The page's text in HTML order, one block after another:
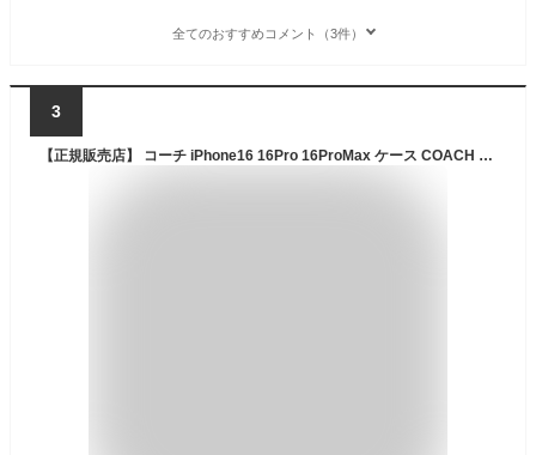
全てのおすすめコメント（3件）
3
【正規販売店】 コーチ iPhone16 16Pro 16ProMax ケース COACH Folio Case スマホケース 手帳 手帳型 手帳型ケース カバー ブランド プロ プロマックス iPhoneケース カード お洒落 おしゃれ かわいい 高級感 大人 女性 高見え ギフト プレゼント 誕生日